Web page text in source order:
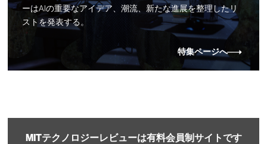
ーはAIの重要なアイデア、潮流、新たな進展を整理したリ
ストを発表する。
特集ページへ
MITテクノロジーレビューは有料会員制サイトです